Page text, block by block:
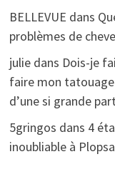
BELLEVUE dans
problèmes de
juliedans Dois-je
faire mon
d’une si grande
5gringos dans 4
inoubliable à